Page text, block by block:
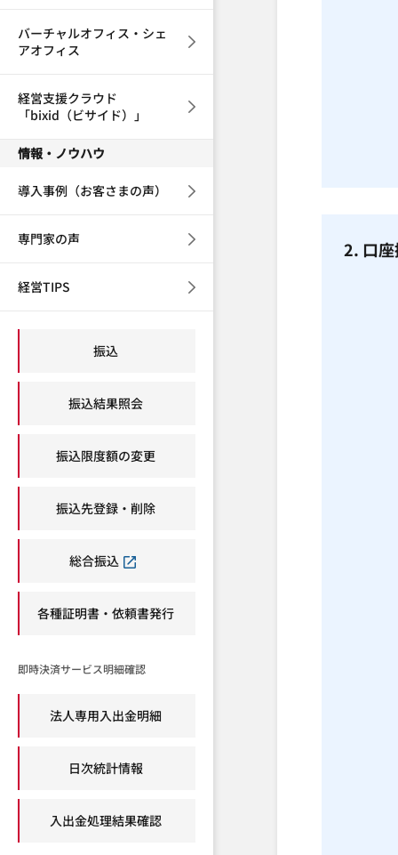
2. 口
バーチャルオフィス・シェ
アオフィス
経営支援クラウド
「bixid（ビサイド）」
情報・ノウハウ
導入事例（お客さまの声）
専門家の声
経営TIPS
振込
振込結果照会
振込限度額の変更
振込先登録・削除
総合振込
各種証明書・依頼書発行
即時決済サービス明細確認
法人専用入出金明細
日次統計情報
入出金処理結果確認